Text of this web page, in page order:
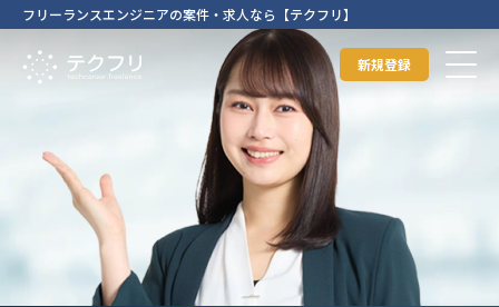
フリーランスエンジニアの案件・求人なら【テクフリ】
新規登録